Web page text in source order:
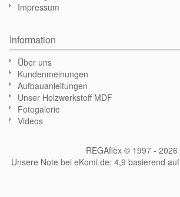
Impressum
Information
Über uns
Kundenmeinungen
Aufbauanleitungen
Unser Holzwerkstoff MDF
Fotogalerie
Videos
REGAflex © 1997 - 2026
Unsere Note bei eKomi.de: 4,9 basierend auf